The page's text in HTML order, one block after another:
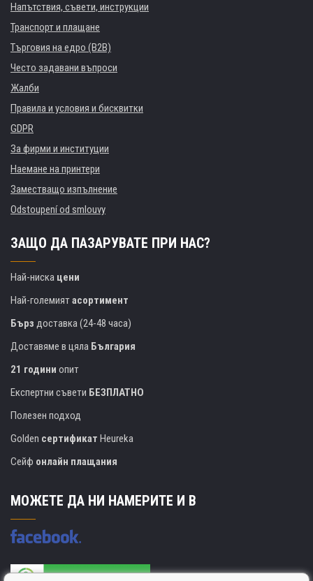
Напътствия, съвети, инструкции
Транспорт и плащане
Търговия на едро (B2B)
Често задавани въпроси
Жалби
Правила и условия и бисквитки
GDPR
За фирми и институции
Наемане на принтери
Заместващо изпълнение
Odstoupení od smlouvy
ЗАЩО ДА ПАЗАРУВАТЕ ПРИ НАС?
Най-ниска цени
Най-големиятасортимент
Бърз доставка (24-48 часа)
Доставяме в цяла България
21 години опит
Експертни съвети БЕЗПЛАТНО
Полезен подход
Golden сертификат Heureka
Сейф онлайн плащания
МОЖЕТЕ ДА НИ НАМЕРИТЕ И В